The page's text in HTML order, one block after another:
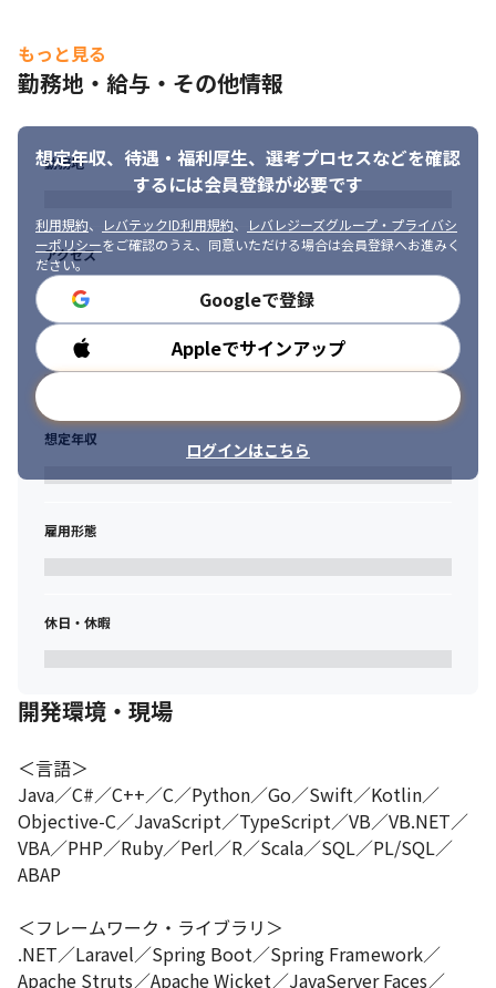
・挑戦と成長を止めない方: 経験年数や年齢に関わらず、新しい技
術やポジションに積極的に手を挙げ、自己成長を追求できる方。
・努力が正当に報われることを望む方: 案件単価や評価基準がオー
プンな環境で、自身の成果が給与やキャリアに直結することを喜
びと感じる方。
・主体的に組織づくりに関わりたい方: エンジニアとしての実務だ
けでなく、採用・教育・評価体制づくりなど、会社運営にも裁量
を持って関わりたい意欲を持つ方。
以上のポテンシャルをお持ちの方以外でもご面接の際に弊社の考
えを、
お伝えすると同時にあなたのお考えもお聞かせください。
仕事／ビジネスのフィーリングが合う方も大歓迎です。
★★★以下がポイントです★★★
弊社での業務は以下の業務対応が可能です！
■1年以上の経験者
・市場ニーズの高いしっかりとした開発スキルをご経験できま
す。
・設計フェーズのご経験ができます！
・先端技術を駆使したモダン開発が経験できます。
・アーキテクトや先端技術の構成作りがができます。
・クラウドサーバーの環境下で開発など、更なる技術改進がで
きます。
または、リーダー／アーキテクトな開発ができます。
・PL/SLのマネジメントのご経験や要件定義からご経験ができま
す。
■5年以上の経験者
・アーキテクトフェーズのご経験ができます。
・社内稟議／申請の確認と承認の経験ができます。
・見積書の作成ができます。
・PM／コンサルのご経験ができます。
・5名以上の大型チームマネジメントができます。
【年齢層】
もっと見る
勤務地・給与・その他情報
想定年収、待遇・福利厚生、 選考プロセスなどを確認
するには会員登録が必要です
利用規約、 レバテックID利用規約、
レバレジーズグループ・プライバシ
ーポリシーをご確認のうえ、同意いただける場合は会員登録へお進みく
ださい。
Googleで登録
Appleでサインアップ
ログインはこちら
勤務地
アクセス
勤務時間
想定年収
雇用形態
休日・休暇
開発環境・現場
＜言語＞
Java／C#／C++／C／Python／Go／Swift／Kotlin／
Objective-C／JavaScript／TypeScript／VB／VB.NET／
VBA／PHP／Ruby／Perl／R／Scala／SQL／PL/SQL／
ABAP
＜フレームワーク・ライブラリ＞
.NET／Laravel／Spring Boot／Spring Framework／
Apache Struts／Apache Wicket／JavaServer Faces／